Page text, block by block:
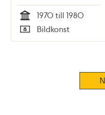
Tid
1970 till 1980
Typ
Bildkonst